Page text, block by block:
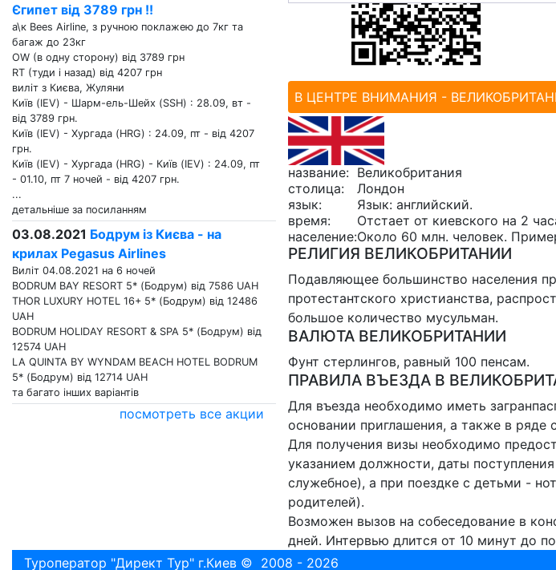
Єгипет від 3789 грн !!
а\к Bees Airline, з ручною поклажею до 7кг та
багаж до 23кг
OW (в одну сторону) від 3789 грн
RT (туди і назад) від 4207 грн
виліт з Києва, Жуляни
Київ (IEV) - Шарм-ель-Шейх (SSH) : 28.09, вт -
від 3789 грн.
Київ (IEV) - Хургада (HRG) : 24.09, пт - від 4207
грн.
Київ (IEV) - Хургада (HRG) - Київ (IEV) : 24.09, пт
- 01.10, пт 7 ночей - від 4207 грн.
...
детальніше за посиланням
03.08.2021 Бодрум із Києва - на
крилах Pegasus Airlines
Виліт 04.08.2021 на 6 ночей
BODRUM BAY RESORT 5* (Бодрум) від 7586 UAH
THOR LUXURY HOTEL 16+ 5* (Бодрум) від 12486
UAH
BODRUM HOLIDAY RESORT & SPA 5* (Бодрум) від
12574 UAH
LA QUINTA BY WYNDAM BEACH HOTEL BODRUM
5* (Бодрум) від 12714 UAH
та багато інших варіантів
посмотреть все акции
В ЦЕНТРЕ ВНИМАНИЯ -
название: Великобритания
столица:
Лондон
язык:
Язык: английский.
время:
Отстает от киевского на 2
население:Около 60 млн. человек.
РЕЛИГИЯ ВЕЛИКОБРИТАНИИ
Подавляющее большинство населения
протестантского христианства,
большое количество мусульман.
ВАЛЮТА ВЕЛИКОБРИТАНИИ
Фунт стерлингов, равный 100 пенсам.
ПРАВИЛА ВЪЕЗДА В
Для въезда необходимо иметь
основании приглашения, а также в ряде
Для получения визы необходимо
указанием должности, даты
служебное), а при поездке с детьми -
родителей).
Возможен вызов на собеседование в
дней. Интервью длится от 10 минут до
Туроператор "Директ Тур" г.Киев © 2008 - 2026